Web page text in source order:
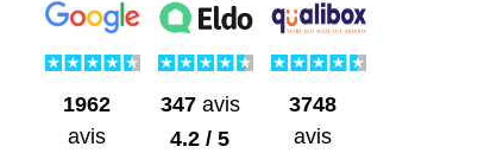
1962
avis
347avis
4.2 / 5
3748
avis